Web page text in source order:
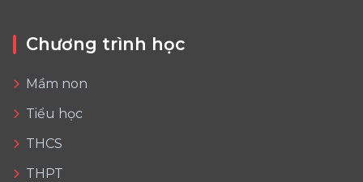
Chương trình học
Mầm non
Tiểu học
THCS
THPT